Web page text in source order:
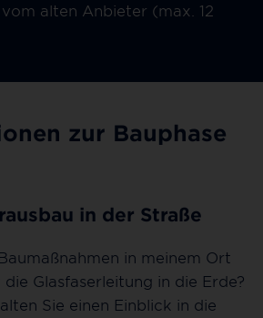
alten Anbieter (max. 12
zur Bauphase
in der Straße
in meinem Ort
Glasfaserleitung in die Erde?
Sie einen Einblick in die